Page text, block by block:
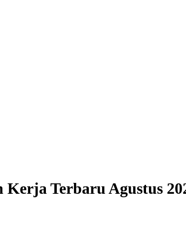
Kerja TerbaruAgustus